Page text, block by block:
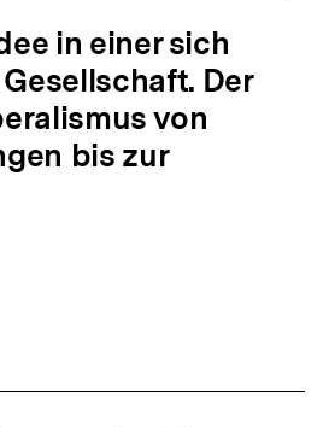
in einer sich
Der
von
bis zur